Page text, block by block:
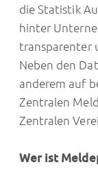
die Statistik
hinter
transparenter
Neben den
anderem auf
Zentralen
Zentralen
Wer ist